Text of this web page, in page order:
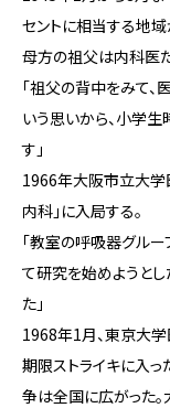
セントに相当する地
母方の祖父は内科医だ
「祖父の背中をみて
いう思いから、小学
す」
1966年大阪市立大学
内科」に入局する。
「教室の呼吸器グル
て研究を始めようとし
た」
1968年1月、東京大
期限ストライキに入っ
争は全国に広がった